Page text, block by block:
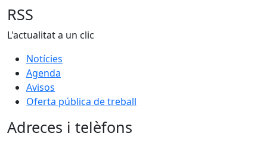
RSS
L'actualitat a un clic
Notícies
Agenda
Avisos
Oferta pública de treball
Adreces i telèfons